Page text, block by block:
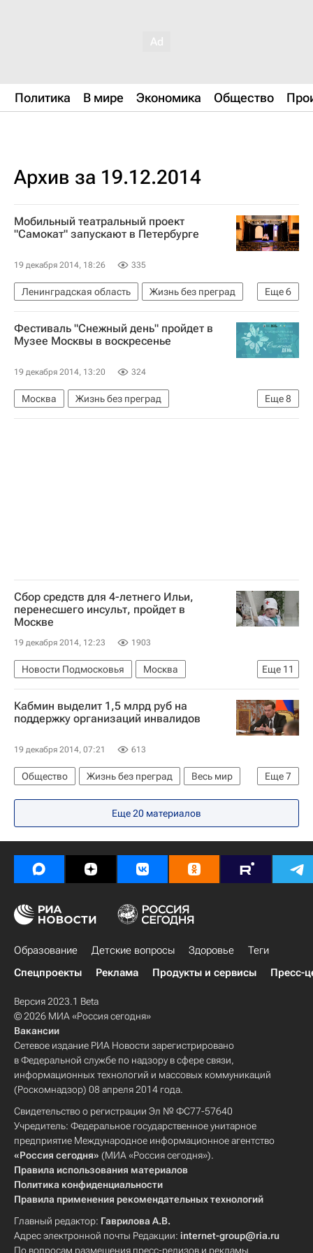
Политика В мире Экономика Общество
Архив за 19.12.2014
Мобильный театральный проект
"Самокат" запускают в Петербурге
19 декабря 2014, 18:26 335
Еще6
Ленинградская область
Жизнь без преград
Санкт-Петербург
Весь мир
Европа
Северо-Западный ФО
Детские вопросы
Фестиваль "Снежный день" пройдет в
Музее Москвы в воскресенье
19 декабря 2014, 13:20 324
Еще8
Москва
Жизнь без преград
Центральный ФО
Весь мир
Европа
Сбор средств для 4-летнего Ильи,
перенесшего инсульт, пройдет в
Москве
19 декабря 2014, 12:23 1903
Еще 11
Новости Подмосковья
Москва
Жизнь без преград
Ногинск
Центральный ФО
Весь мир
Московская область (Подмосковье)
ОРБИ (фонд)
Школа волонтера
Детские вопросы
Россия
Кабмин выделит 1,5 млрд руб на
поддержку организаций инвалидов
19 декабря 2014, 07:21 613
Еще7
Общество Жизнь без преград
Весь мир
Европа
Правительство РФ
Всероссийское общество инвалидов
Всероссийское общество слепых
Всероссийское общество глухих
Здоровье
Россия
Еще 20 материалов
Образование Детские вопросы Здоровье
Теги
Спецпроекты
Реклама Продукты и сервисы Пресс-
Версия 2023.1 Beta
© 2026 МИА «Россия сегодня»
Вакансии
Сетевое издание РИА Новости зарегистрировано
в Федеральной службе по надзору в сфере связи,
информационных технологий и массовых коммуникаций
(Роскомнадзор) 08 апреля 2014 года.
Свидетельство о регистрации Эл № ФС77-57640
Учредитель: Федеральное государственное унитарное
предприятие Международное информационное агентство
«Россия сегодня» (МИА «Россия сегодня»).
Правила использования материалов
Политика конфиденциальности
Правила применения рекомендательных технологий
Главный редактор: Гаврилова А.В.
Адрес электронной почты Редакции: internet-group@ria.ru
По вопросам размещения пресс-релизов и рекламы